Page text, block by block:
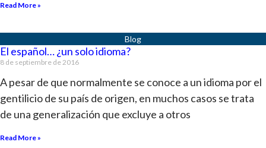
Read More »
El español… ¿un solo idioma?
8 de septiembre de 2016
A pesar de que normalmente se conoce a un idioma por el
gentilicio de su país de origen, en muchos casos se trata
de una generalización que excluye a otros
Read More »